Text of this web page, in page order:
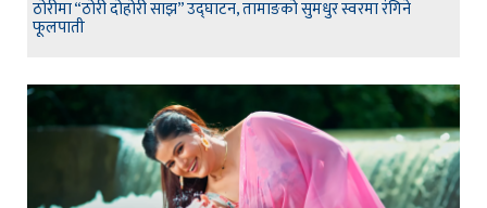
ठोरीमा “ठोरी दोहोरी साझ” उद्घाटन, तामाङको सुमधुर स्वरमा रंगिने
फूलपाती